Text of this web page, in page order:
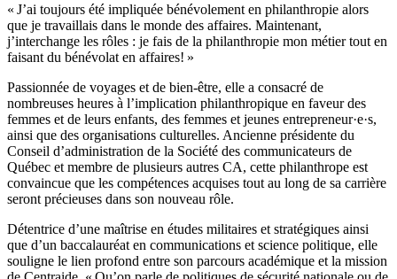
« J’ai toujours été impliquée bénévolement en philanthropie alors
que je travaillais dans le monde des affaires. Maintenant,
j’interchange les rôles : je fais de la philanthropie mon métier tout en
faisant du bénévolat en affaires! »
Passionnée de voyages et de bien-être, elle a consacré de
nombreuses heures à l’implication philanthropique en faveur des
femmes et de leurs enfants, des femmes et jeunes entrepreneur·e·s,
ainsi que des organisations culturelles. Ancienne présidente du
Conseil d’administration de la Société des communicateurs de
Québec et membre de plusieurs autres CA, cette philanthrope est
convaincue que les compétences acquises tout au long de sa carrière
seront précieuses dans son nouveau rôle.
Détentrice d’une maîtrise en études militaires et stratégiques ainsi
que d’un baccalauréat en communications et science politique, elle
souligne le lien profond entre son parcours académique et la mission